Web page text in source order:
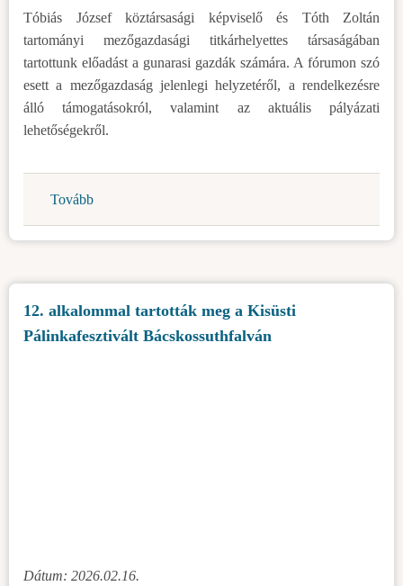
Tóbiás József köztársasági képviselő és Tóth Zoltán
tartományi mezőgazdasági titkárhelyettes társaságában
tartottunk előadást a gunarasi gazdák számára. A fórumon szó
esett a mezőgazdaság jelenlegi helyzetéről, a rendelkezésre
álló támogatásokról, valamint az aktuális pályázati
lehetőségekről.
Tovább
fórum
Gunarason)
12. alkalommal tartották meg a Kisüsti
Pálinkafesztivált Bácskossuthfalván
Dátum: 2026.02.16.